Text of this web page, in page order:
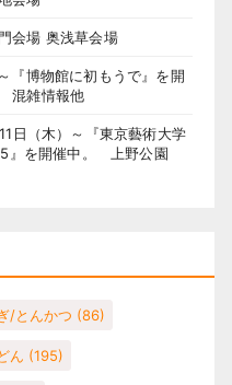
会場 奥浅草会場
『博物館に初もうで』を開
雑情報他
日（木）～『東京藝術大学
』を開催中。 上野公園
/とんかつ (86)
ん (195)